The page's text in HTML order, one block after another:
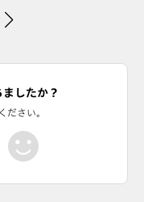
したか？
ださい。